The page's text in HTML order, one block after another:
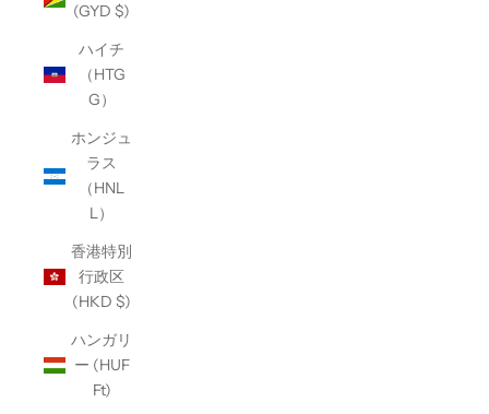
(GYD $)
ハイチ
（HTG
G）
ホンジュ
ラス
（HNL
L）
香港特別
行政区
(HKD $)
ハンガリ
ー (HUF
Ft)